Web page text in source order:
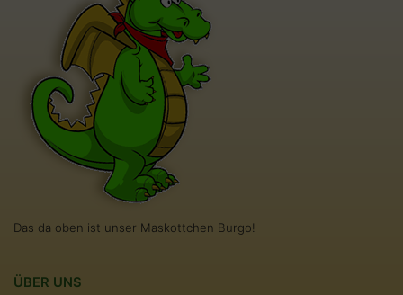
Das da oben ist unser Maskottchen Burgo!
ÜBER UNS